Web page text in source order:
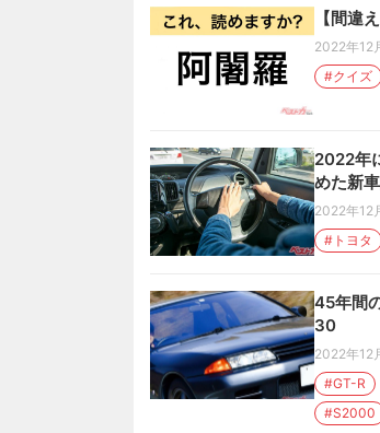
【間違
2022年12
#クイズ
2022年
めた新
2022年12
#トヨタ
45年間
30
2022年12
#GT-R
#S2000